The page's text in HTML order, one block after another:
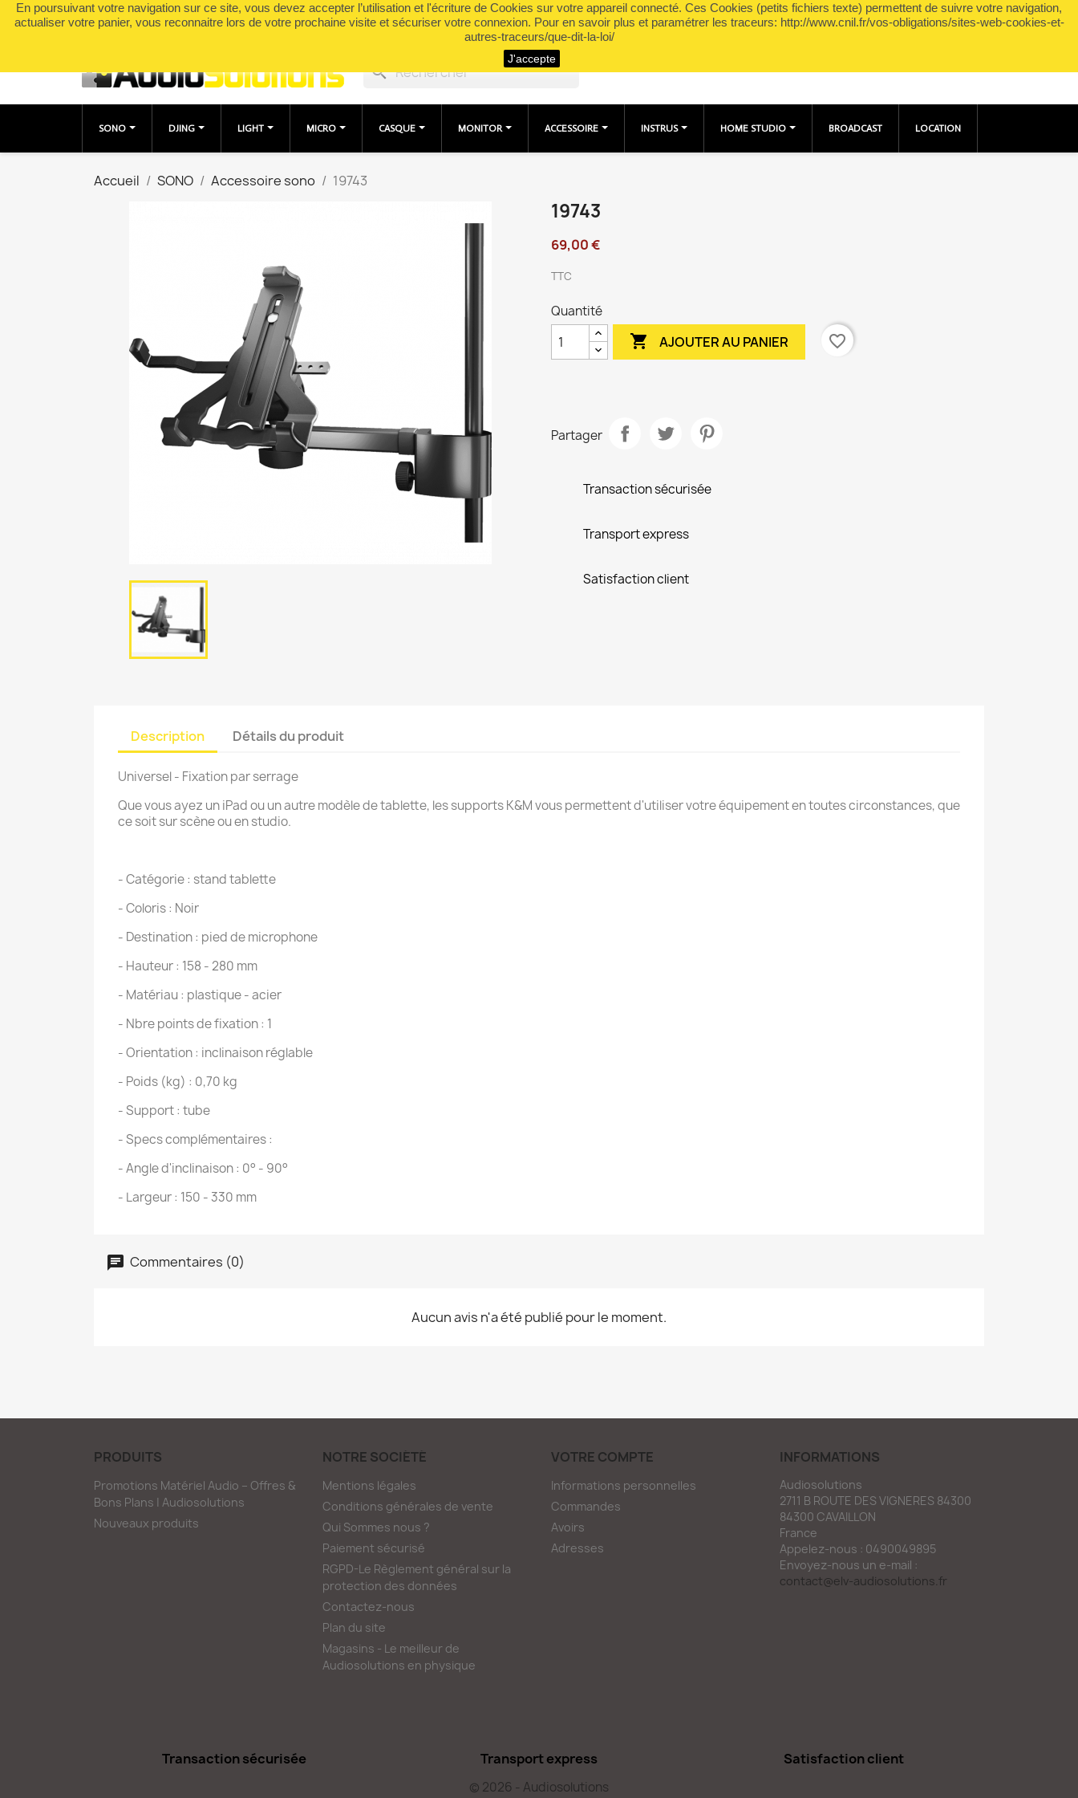
En poursuivant votre navigation sur ce site, vous devez accepter l’utilisation et l'écriture de Cookies sur votre appareil connecté. Ces Cookies (petits fichiers texte) permettent de suivre votre navigation,
actualiser votre panier, vous reconnaitre lors de votre prochaine visite et sécuriser votre connexion. Pour en savoir plus et paramétrer les traceurs: http://www.cnil.fr/vos-obligations/sites-web-cookies-et-
autres-traceurs/que-dit-la-loi/
J'accepte
Appelez-nous :0490049895 Connexion shopping_cartPanier(0)
search
SONO DJING LIGHT MICRO CASQUE MONITOR ACCESSOIRE INSTRUS HOME STUDIO BROADCAST LOCATION
Accueil SONO Accessoire sono 19743
19743
69,00 €
TTC
Quantité
 AJOUTER AU PANIER favorite_border
Partager
Transaction sécurisée
Transport express
Satisfaction client
Description Détails du produit
Universel - Fixation par serrage
Que vous ayez un iPad ou un autre modèle de tablette, les supports K&M vous permettent d'utiliser votre équipement en toutes circonstances, que
ce soit sur scène ou en studio.
- Catégorie : stand tablette
- Coloris : Noir
- Destination : pied de microphone
- Hauteur : 158 - 280 mm
- Matériau : plastique - acier
- Nbre points de fixation : 1
- Orientation : inclinaison réglable
- Poids (kg) : 0,70 kg
- Support : tube
- Specs complémentaires :
- Angle d'inclinaison : 0° - 90°
- Largeur : 150 - 330 mm
Commentaires (0)
Aucun avis n'a été publié pour le moment.
PRODUITS
Promotions Matériel Audio – Offres &
Bons Plans | Audiosolutions
Nouveaux produits
NOTRE SOCIÉTÉ
Mentions légales
Conditions générales de vente
Qui Sommes nous ?
Paiement sécurisé
RGPD-Le Règlement général sur la
protection des données
Contactez-nous
Plan du site
Magasins - Le meilleur de
Audiosolutions en physique
VOTRE COMPTE
Informations personnelles
Commandes
Avoirs
Adresses
INFORMATIONS
Audiosolutions
2711 B ROUTE DES VIGNERES 84300
84300 CAVAILLON
France
Appelez-nous : 0490049895
Envoyez-nous un e-mail :
contact@elv-audiosolutions.fr
Transaction sécurisée Transport express Satisfaction client
© 2026 - Audiosolutions